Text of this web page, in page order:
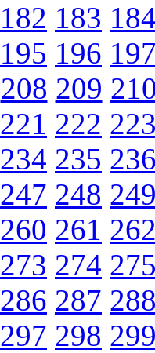
182 183
195 196
208 209
221 222
234 235
247 248
260 261
273 274
286 287
297 298